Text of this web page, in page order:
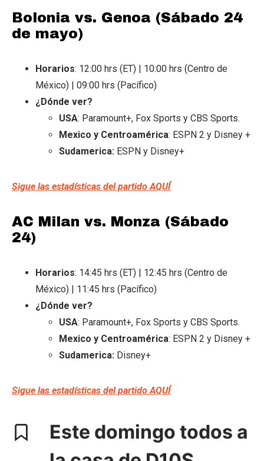
Bolonia vs. Genoa (Sábado 24
de mayo)
Horarios: 12:00 hrs (ET) | 10:00 hrs (Centro de
México) | 09:00 hrs (Pacífico)
¿Dónde ver?
USA: Paramount+, Fox Sports y CBS Sports.
Mexico y Centroamérica: ESPN 2 y Disney +
Sudamerica: ESPN y Disney+
Sigue las estadísticas del partido AQUÍ
AC Milan vs. Monza (Sábado
24)
Horarios: 14:45 hrs (ET) | 12:45 hrs (Centro de
México) | 11:45 hrs (Pacífico)
¿Dónde ver?
USA: Paramount+, Fox Sports y CBS Sports.
Mexico y Centroamérica: ESPN 2 y Disney +
Sudamerica: Disney+
Sigue las estadísticas del partido AQUÍ
Este domingo todos a